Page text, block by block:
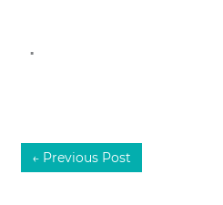
.
← Previous Post